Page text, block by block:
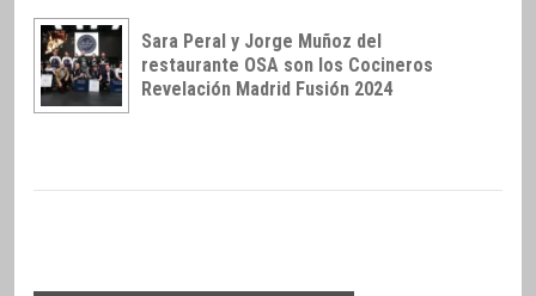
Sara Peral y Jorge Muñoz del
restaurante OSA son los Cocineros
Revelación Madrid Fusión 2024